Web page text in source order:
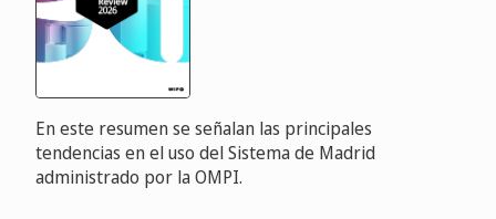
En este resumen se señalan las principales
tendencias en el uso del Sistema de Madrid
administrado por la OMPI.